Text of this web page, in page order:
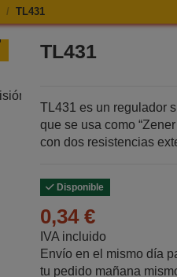
TL431
TL431
TL431 es un regulador
que se usa como
con dos resistencias
Disponible
0,34 €
IVA incluido
Envío en el mismo día
tu pedido mañana